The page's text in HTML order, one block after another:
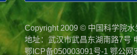
Copyright 2009 © 中国科学院
地址：武汉市武昌东湖南路7
鄂ICP备050003091号-1 鄂公网